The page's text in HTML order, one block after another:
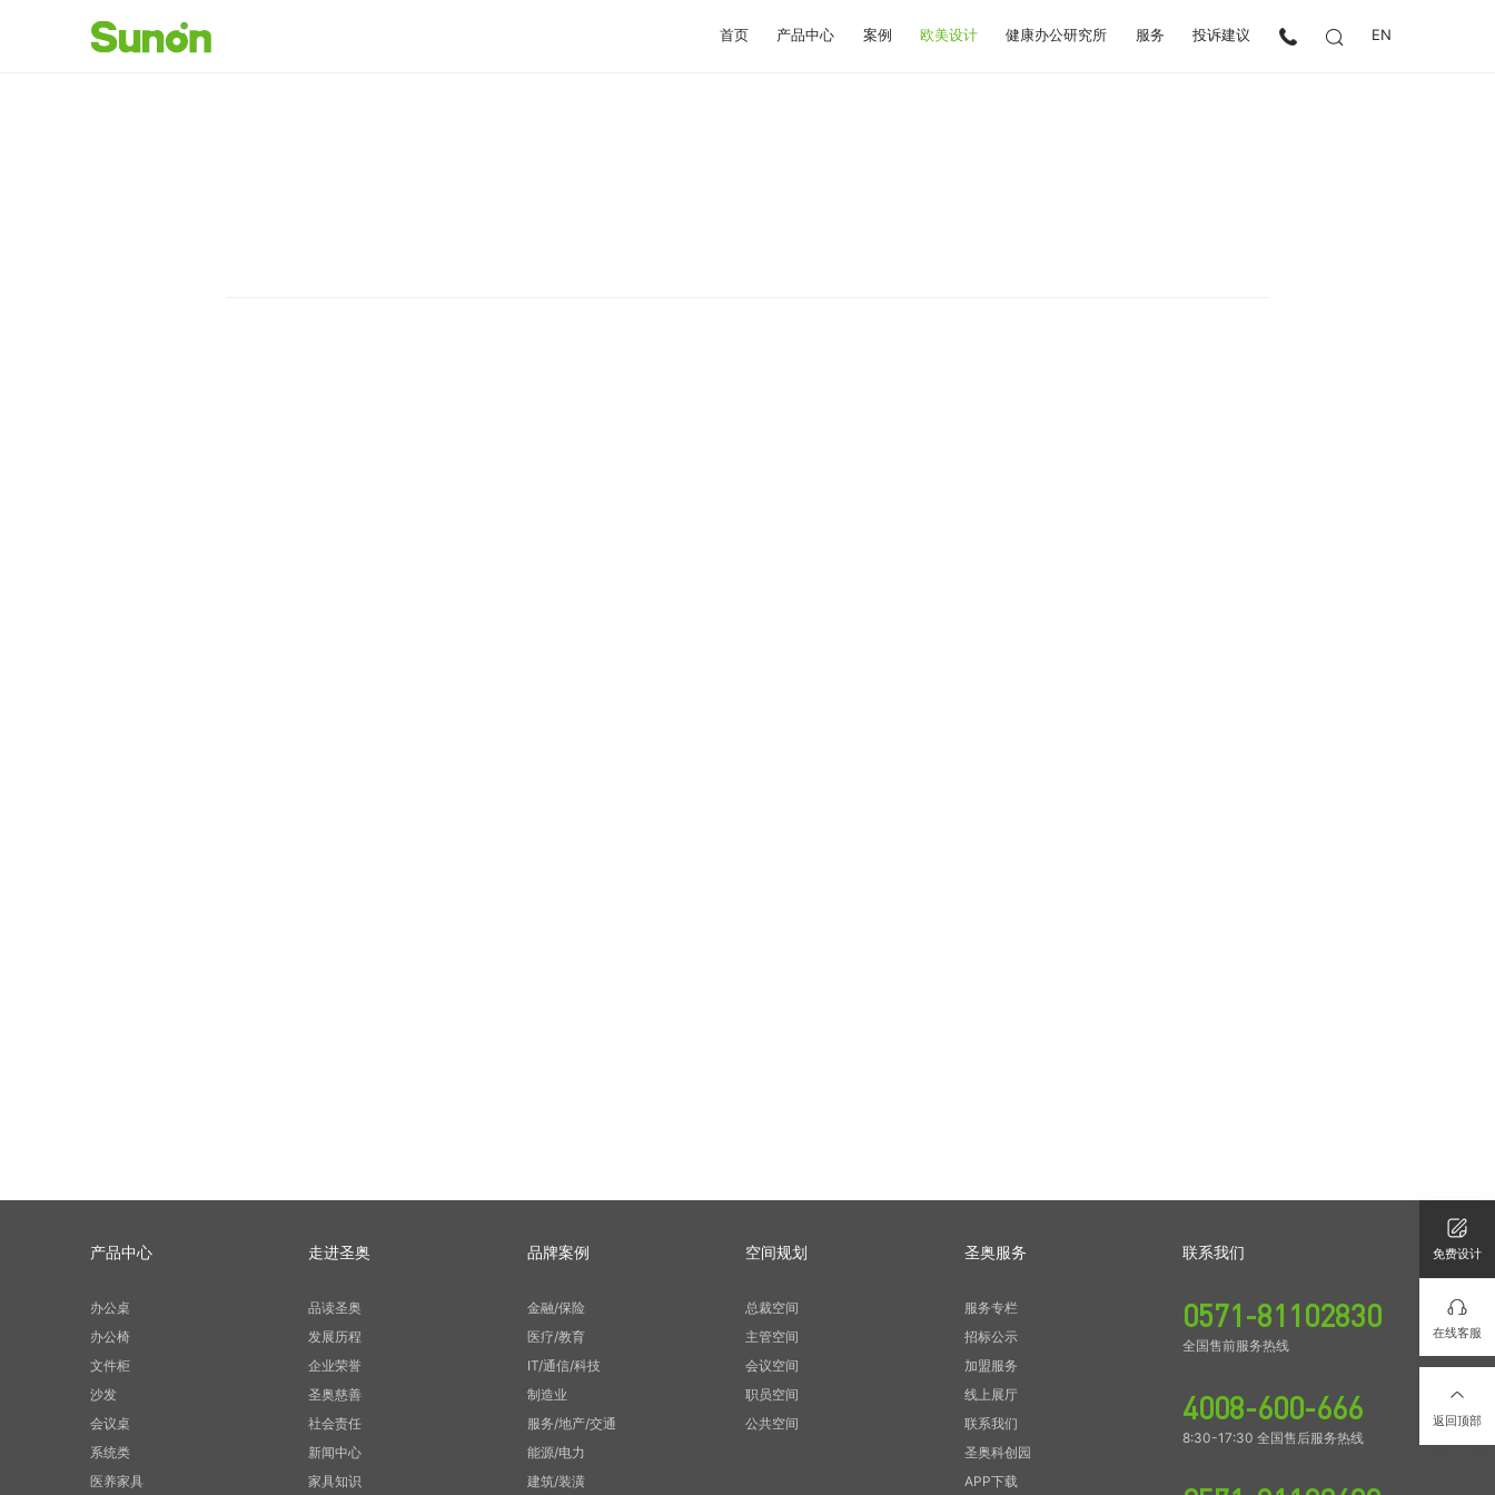
首页 产品中心 案例 欧美设计 健康办公研究所 服务 投诉建议 EN
免费设计
在线客服
返回顶部
产品中心
办公桌
办公椅
文件柜
沙发
会议桌
系统类
医养家具
走进圣奥
品读圣奥
发展历程
企业荣誉
圣奥慈善
社会责任
新闻中心
家具知识
品牌案例
金融/保险
医疗/教育
IT/通信/科技
制造业
服务/地产/交通
能源/电力
建筑/装潢
空间规划
总裁空间
主管空间
会议空间
职员空间
公共空间
圣奥服务
服务专栏
招标公示
加盟服务
线上展厅
联系我们
圣奥科创园
APP下载
联系我们
0571-81102830
全国售前服务热线
4008-600-666
8:30-17:30 全国售后服务热线